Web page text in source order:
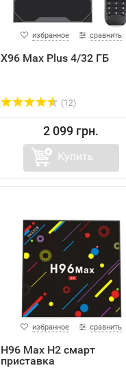
избранное сравнить
X96 Max Plus 4/32 ГБ
(12)
2 099 грн.
Купить
избранное сравнить
H96 Max H2 смарт
приставка